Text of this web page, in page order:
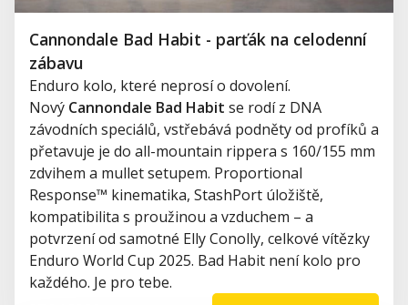
Cannondale Bad Habit - parťák na celodenní
zábavu
Enduro kolo, které neprosí o dovolení.
Nový Cannondale Bad Habit se rodí z DNA
závodních speciálů, vstřebává podněty od profíků a
přetavuje je do all-mountain rippera s 160/155 mm
zdvihem a mullet setupem. Proportional
Response™ kinematika, StashPort úložiště,
kompatibilita s proužinou a vzduchem – a
potvrzení od samotné Elly Conolly, celkové vítězky
Enduro World Cup 2025. Bad Habit není kolo pro
každého. Je pro tebe.